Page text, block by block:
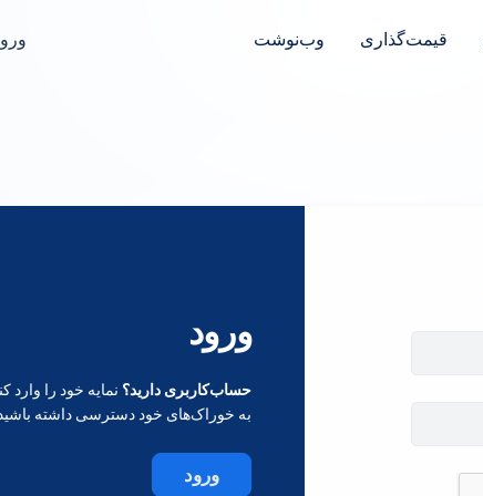
قیمت‌گذاری وب‌نوشت
ورود
حساب‌کاربری دارید؟ نمایه خود را وارد
به خوراک‌های خود دسترسی داشته
ورود